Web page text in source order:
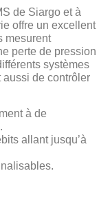
de Siargo et à
offre un excellent
mesurent
perte de pression
systèmes
aussi de contrôler
à de
allant jusqu’à